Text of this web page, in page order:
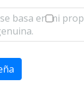
basa en mi